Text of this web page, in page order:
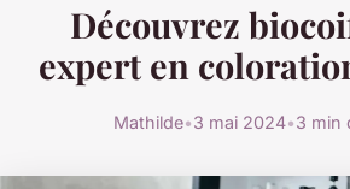
Découvrez
expert en
Mathilde•3 mai 2024•3 min